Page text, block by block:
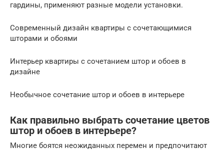
гардины, применяют разные модели установки.
Современный дизайн квартиры с сочетающимися
шторами и обоями
Интерьер квартиры с сочетанием штор и обоев в
дизайне
Необычное сочетание штор и обоев в интерьере
Как правильно выбрать сочетание цветов
штор и обоев в интерьере?
Многие боятся неожиданных перемен и предпочитают